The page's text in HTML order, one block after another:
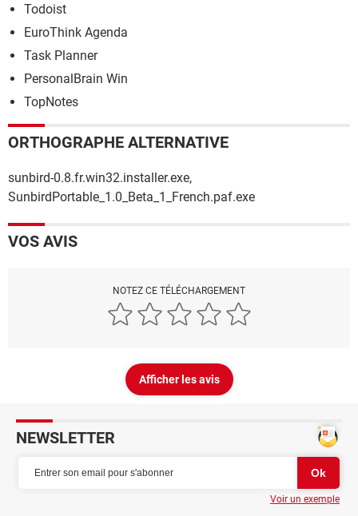
Todoist
EuroThink Agenda
Task Planner
PersonalBrain Win
TopNotes
ORTHOGRAPHE ALTERNATIVE
sunbird-0.8.fr.win32.installer.exe,
SunbirdPortable_1.0_Beta_1_French.paf.exe
VOS AVIS
NOTEZ CE TÉLÉCHARGEMENT
Afficher les avis
NEWSLETTER
Voir un exemple